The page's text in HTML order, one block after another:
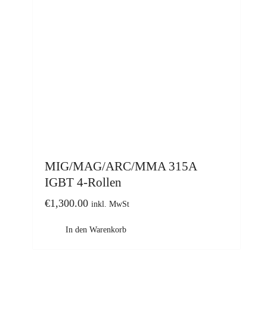
MIG/MAG/ARC/MMA 315A
IGBT 4-Rollen
€1,300.00 inkl. MwSt
In den Warenkorb